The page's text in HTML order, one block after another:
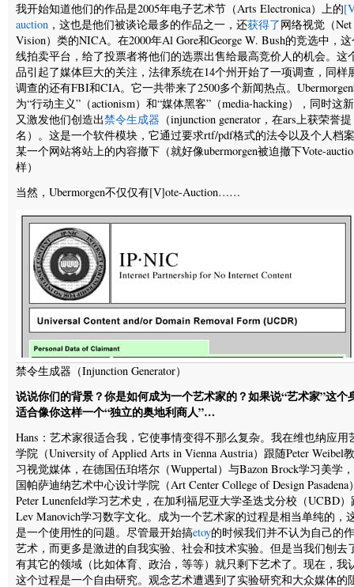
我开始知道他们的作品是2005年电子艺术节（Arts Electronica）上的
auction ，这也是他们被谈论最多的作品之一，还获得了网络视觉（Net
Vision）类的NICA。在2000年Al Gore和George W. Bush的竞选中，
线拍卖平台，给了投票者将他们的选票出售给最高竞价人的机会。这
品引起了媒体巨大的关注，法律系统在14个州开始了一项调查，同样
调查的还有FBI和CIA。它一共带来了2500多个新闻热点。
为“行动主义”（actionism）和“媒体黑客”（media-hacking），同时这
又激发他们创造出禁令生成器 （injunction generator，在ars上获荣誉提
名）。这是一个软件模块，它通过要求rtf/pdf格式的法令以及个人档
某一个网站将站上的内容撤下（就好像ubermorgen被迫撤下Vote-
样）
当然，Ubermorgen不仅仅有[V]ote-Auction……
禁令生成器（Injunction Generator）
说说你们的背景？你是如何成为一个艺术家的？如果说“艺术家”这个
适合像你这样一个“独立的奥地利商人”…
Hans：艺术家很适合我，它使事情变得不那么复杂。我在维也纳应用
学院（University of Applied Arts in Vienna Austria）跟随Peter Weibel
习视觉媒体，在德国伍珀塔尔（Wuppertal）与Bazon Brock学习美学
国帕萨迪纳艺术中心设计学院（Art Center College of Design Pasadena
Peter Lunenfeld学习艺术史，在加利福尼亚大学圣迭戈分校（UCBD
Lev Manovich学习数字文化。成为一个艺术家的过程是相当单纯的，
是一个使用性的问题。尽管最开始搞etoy的时候我们并不认为自己的
艺术，而更多是激进的自我实验、社会和技术实验。但是当我们刨去
有其它的领域（比如体育、政治，等等）就只剩下艺术了。现在，我
这个过程是一个自由研究。观念艺术遭遇到了实验研究和大众媒体的